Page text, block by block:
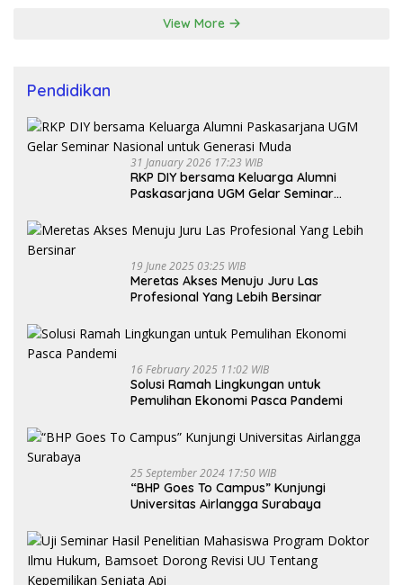
View More
Pendidikan
31 January 2026 17:23 WIB
RKP DIY bersama Keluarga Alumni
Paskasarjana UGM Gelar Seminar
19 June 2025 03:25 WIB
Meretas Akses Menuju Juru Las
Profesional Yang Lebih Bersinar
16 February 2025 11:02 WIB
Solusi Ramah Lingkungan untuk
Pemulihan Ekonomi Pasca Pandemi
25 September 2024 17:50 WIB
“BHP Goes To Campus” Kunjungi
Universitas Airlangga Surabaya